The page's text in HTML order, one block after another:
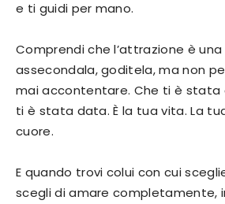
e ti guidi per mano.
Comprendi che l’attrazione è
assecondala, goditela, ma non
mai accontentare. Che ti è stata
ti è stata data. È la tua vita. La
cuore.
E quando trovi colui con cui
scegli di amare completamente,